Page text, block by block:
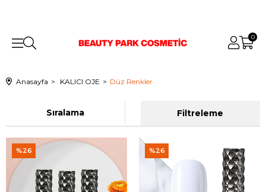
0
Anasayfa KALICI OJE Düz Renkler
Filtreleme
Sıralama
%26 %26